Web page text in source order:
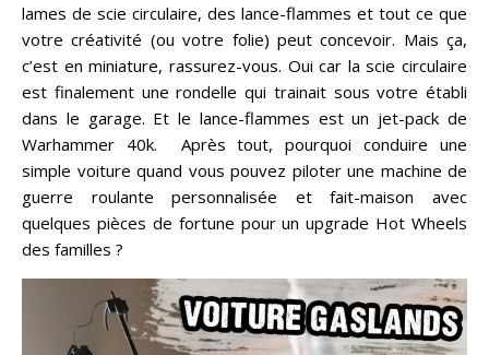
lames de scie circulaire, des lance-flammes et tout ce que
votre créativité (ou votre folie) peut concevoir. Mais ça,
c’est en miniature, rassurez-vous. Oui car la scie circulaire
est finalement une rondelle qui trainait sous votre établi
dans le garage. Et le lance-flammes est un jet-pack de
Warhammer 40k. Après tout, pourquoi conduire une
simple voiture quand vous pouvez piloter une machine de
guerre roulante personnalisée et fait-maison avec
quelques pièces de fortune pour un upgrade Hot Wheels
des familles ?